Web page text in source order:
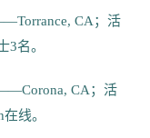
CA；活
3名。
CA；活
线。